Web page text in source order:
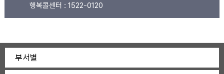
행복콜센터 : 1522-0120
부서별